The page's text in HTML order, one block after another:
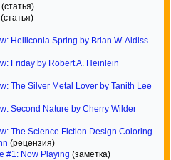
(статья)
Helliconia Spring by Brian W. Aldiss
Friday by Robert A. Heinlein
The Silver Metal Lover by Tanith Lee
Second Nature by Cherry Wilder
The Science Fiction Design Coloring
(рецензия)
#1: Now Playing (заметка)